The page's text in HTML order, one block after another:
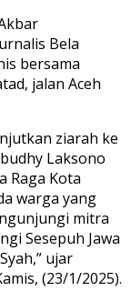
Bela
bersama
jalan Aceh
ziarah ke
Laksono
Raga Kota
warga yang
mitra
Sesepuh Jawa
ujar
(23/1/2025).